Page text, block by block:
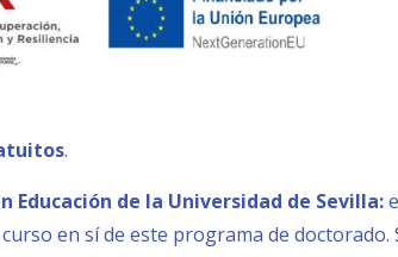
.
de la Universidad de Sevilla:
en sí de este programa de